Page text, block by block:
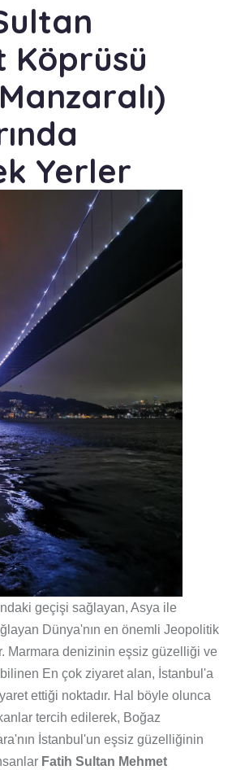
Köprüsü
Yerler
geçişi sağlayan, Asya ile
Dünya'nın en önemli Jeopolitik
Marmara denizinin eşsiz güzelliği ve
En çok ziyaret alan, İstanbul'a
ettiği noktadır. Hal böyle olunca
tercih edilerek, Boğaz
İstanbul'un eşsiz güzelliğinin
Fatih Sultan Mehmet